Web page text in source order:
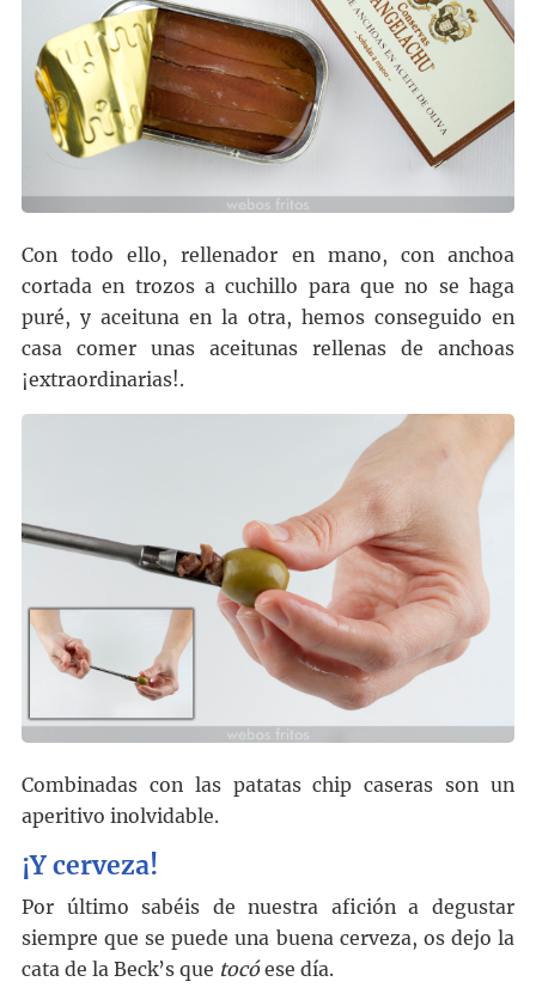
Con todo ello, rellenador en mano, con anchoa
cortada en trozos a cuchillo para que no se haga
puré, y aceituna en la otra, hemos conseguido en
casa comer unas aceitunas rellenas de anchoas
¡extraordinarias!.
Combinadas con las patatas chip caseras son un
aperitivo inolvidable.
¡Y cerveza!
Por último sabéis de nuestra afición a degustar
siempre que se puede una buena cerveza, os dejo la
cata de la Beck’s que tocóese día.